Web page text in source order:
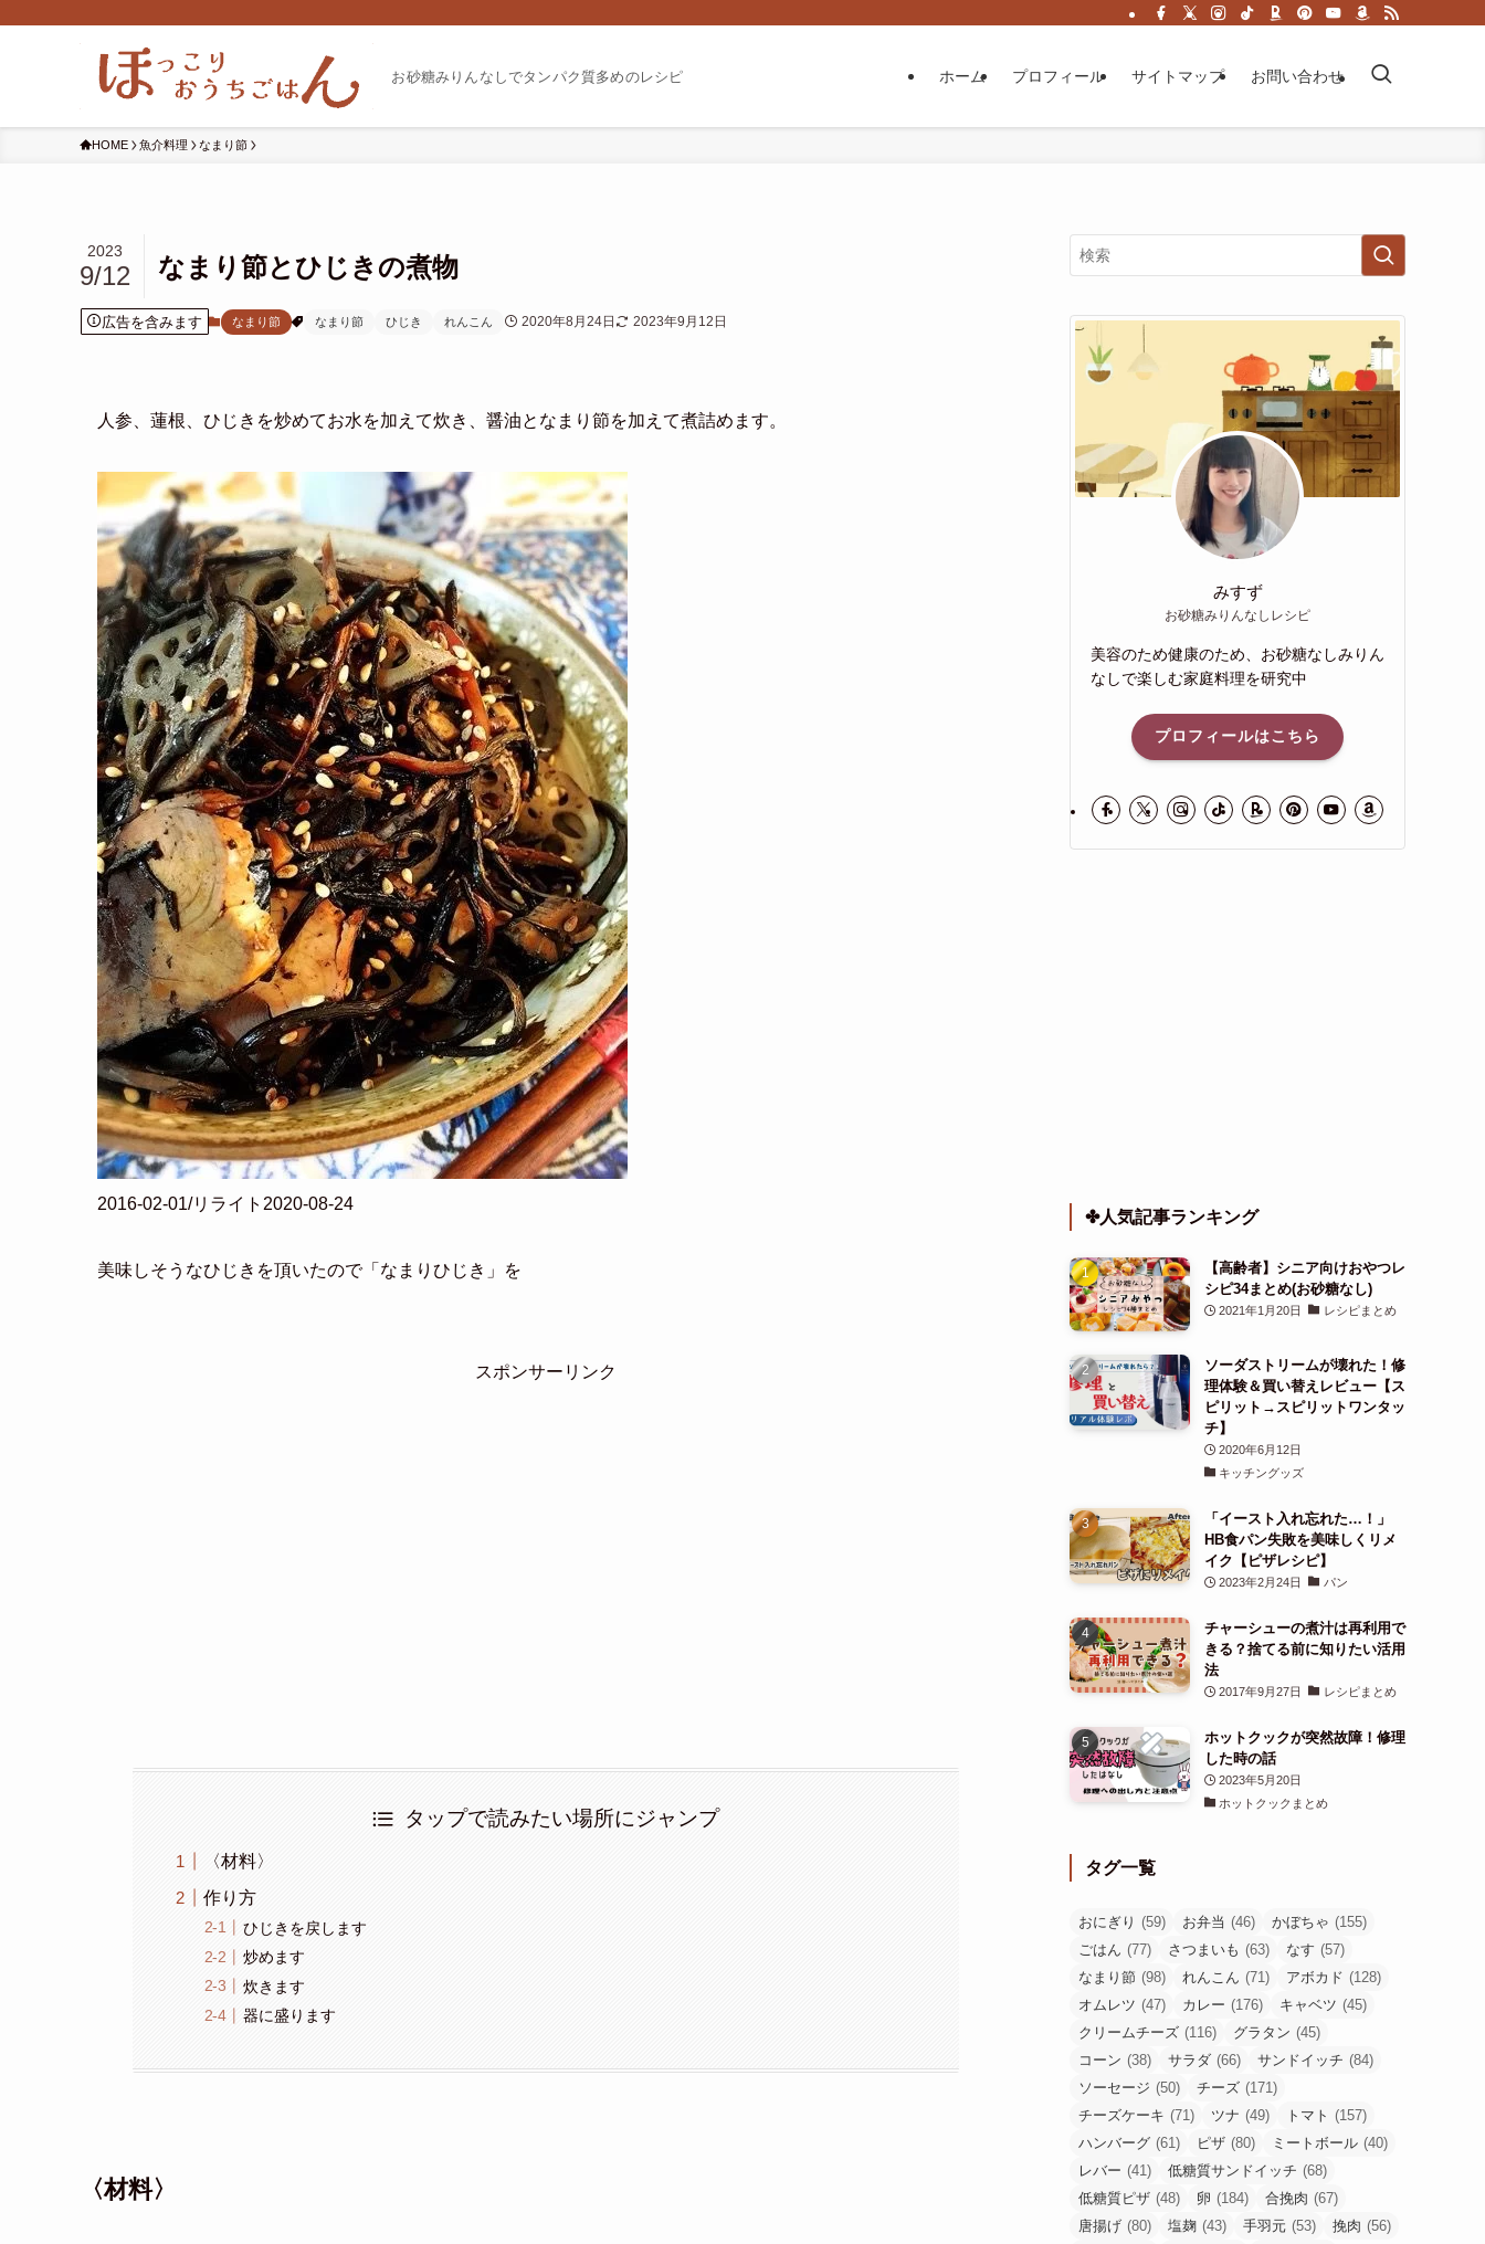
お砂糖みりんなしでタンパク質多めのレシピ ホーム プロフィール サイトマップ お問い合わせ
HOME 魚介料理 なまり節
なまり節とひじきの煮物
2023
9/12
広告を含みます なまり節 なまり節 ひじき れんこん 2020年8月24日 2023年9月12日
人参、蓮根、ひじきを炒めてお水を加えて炊き、醤油となまり節を加えて煮詰めます。
2016-02-01/リライト2020-08-24
美味しそうなひじきを頂いたので「なまりひじき」を
スポンサーリンク
タップで読みたい場所にジャンプ
〈材料〉
作り方
ひじきを戻します
炒めます
炊きます
器に盛ります
〈材料〉
みすず
お砂糖みりんなしレシピ
美容のため健康のため、お砂糖なしみりん
なしで楽しむ家庭料理を研究中
プロフィールはこちら
✤人気記事ランキング
【高齢者】シニア向けおやつレ
シピ34まとめ(お砂糖なし)
2021年1月20日 レシピまとめ
ソーダストリームが壊れた！修
理体験＆買い替えレビュー【ス
ピリット→スピリットワンタッ
チ】
2020年6月12日
キッチングッズ
「イースト入れ忘れた…！」
HB食パン失敗を美味しくリメ
イク【ピザレシピ】
2023年2月24日 パン
チャーシューの煮汁は再利用で
きる？捨てる前に知りたい活用
法
2017年9月27日 レシピまとめ
ホットクックが突然故障！修理
した時の話
2023年5月20日
ホットクックまとめ
タグ一覧
おにぎり (59) お弁当 (46) かぼちゃ (155)
ごはん (77) さつまいも (63) なす (57)
なまり節 (98) れんこん (71) アボカド (128)
オムレツ (47) カレー (176) キャベツ (45)
クリームチーズ (116) グラタン (45)
コーン (38) サラダ (66) サンドイッチ (84)
ソーセージ (50) チーズ (171)
チーズケーキ (71) ツナ (49) トマト (157)
ハンバーグ (61) ピザ (80) ミートボール (40)
レバー (41) 低糖質サンドイッチ (68)
低糖質ピザ (48) 卵 (184) 合挽肉 (67)
唐揚げ (80) 塩麹 (43) 手羽元 (53) 挽肉 (56)